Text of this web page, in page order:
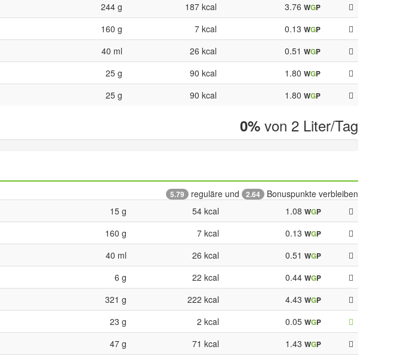
244 g 187 kcal 3.76 WGP
160 g 7 kcal 0.13 WGP
40 ml 26 kcal 0.51 WGP
25 g 90 kcal 1.80 WGP
25 g 90 kcal 1.80 WGP
0% von 2 Liter/Tag
5.79 reguläre und 2.64
Bonuspunkte verbleiben
15 g 54 kcal 1.08 WGP
160 g 7 kcal 0.13 WGP
40 ml 26 kcal 0.51 WGP
6 g 22 kcal 0.44 WGP
321 g 222 kcal 4.43 WGP
23 g 2 kcal 0.05 WGP
47 g 71 kcal 1.43 WGP